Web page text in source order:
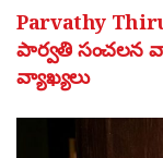
Parvathy
పార్వతి సంచలన
వ్యాఖ్యలు